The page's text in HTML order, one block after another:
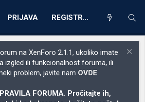
PRIJAVA REGISTRACIJA
na XenForo 2.1.1, ukoliko imate
izgled ili funkcionalnost foruma, ili
problem, javite nam OVDE
FORUMA. Pročitajte ih,